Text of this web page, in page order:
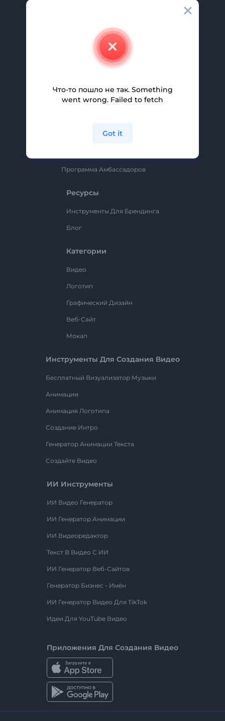
Свяжитесь С Нами
Помощь И Поддержка
Партнерская Программа
Политика Конфиденциальности
Программа Амбассадоров
Ресурсы
Инструменты Для Брендинга
Блог
Категории
Видео
Логотип
Графический Дизайн
Веб-Сайт
Мокап
Инструменты Для Создания Видео
Бесплатный Визуализатор Музыки
Анимации
Анимация Логотипа
Создание Интро
Генератор Анимации Текста
Создайте Видео
ИИ Инструменты
ИИ Видео Генератор
ИИ Генератор Анимации
ИИ Видеоредактор
Текст В Видео С ИИ
ИИ Генератор Веб-Сайтов
Генератор Бизнес - Имён
ИИ Генератор Видео Для TikTok
Идеи Для YouTube Видео
Приложения Для Создания Видео
Что-то пошло не так. Something
went wrong. Failed to fetch
Got it